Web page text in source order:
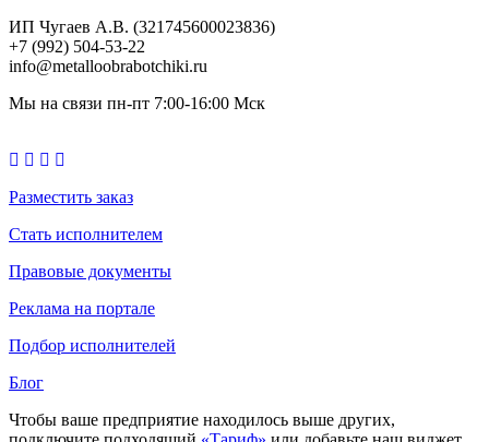
ИП Чугаев А.В. (321745600023836)
+7 (992) 504-53-22
info@metalloobrabotchiki.ru
Мы на связи пн-пт 7:00-16:00 Мск
Разместить заказ
Стать исполнителем
Правовые документы
Реклама на портале
Подбор исполнителей
Блог
Чтобы ваше предприятие находилось выше других,